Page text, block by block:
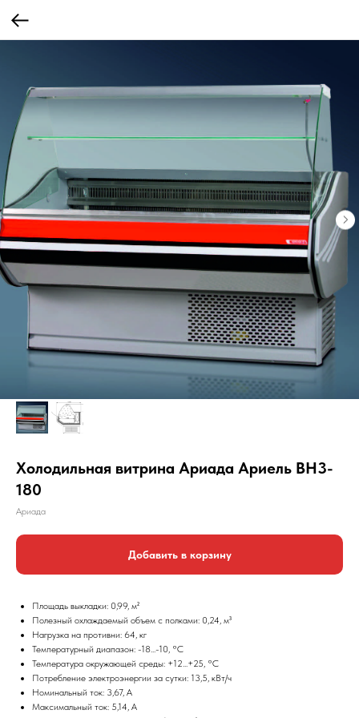
Холодильная витрина Ариада Ариель ВН3-
180
Ариада
Добавить в корзину
Площадь выкладки: 0,99, м²
Полезный охлаждаемый объем с полками: 0,24, м³
Нагрузка на противни: 64, кг
Температурный диапазон: -18...-10, °С
Температура окружающей среды: +12...+25, °С
Потребление электроэнергии за сутки: 13,5, кВт/ч
Номинальный ток: 3,67, А
Максимальный ток: 5,14, А